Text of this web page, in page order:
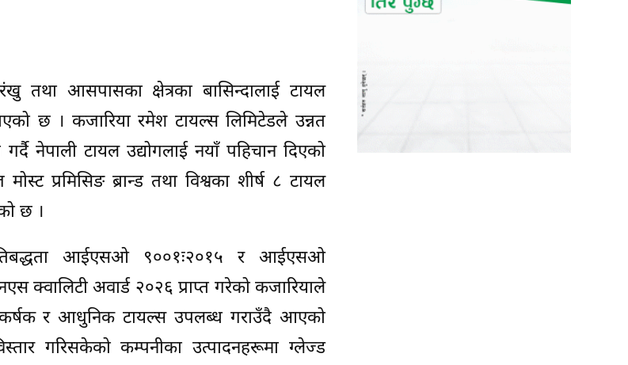
आसपासका क्षेत्रका बासिन्दालाई टायल
छ । कजारिया रमेश टायल्स लिमिटेडले उन्नत
नेपाली टायल उद्योगलाई नयाँ पहिचान दिएको
प्रमिसिङ ब्रान्ड तथा विश्वका शीर्ष ८ टायल
छ ।
आईएसओ ९००१ः२०१५ र आईएसओ
क्वालिटी अवार्ड २०२६ प्राप्त गरेको कजारियाले
र आधुनिक टायल्स उपलब्ध गराउँदै आएको
गरिसकेको कम्पनीका उत्पादनहरूमा ग्लेज्ड